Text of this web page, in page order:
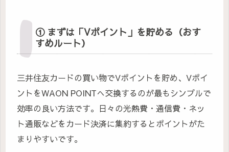
① まずは「Vポイント」を貯める（おす
すめルート）
三井住友カードの買い物でVポイントを貯め、Vポイ
ントをWAON POINTへ交換するのが最もシンプルで
効率の良い方法です。日々の光熱費・通信費・ネッ
ト通販などをカード決済に集約するとポイントがた
まりやすいです。